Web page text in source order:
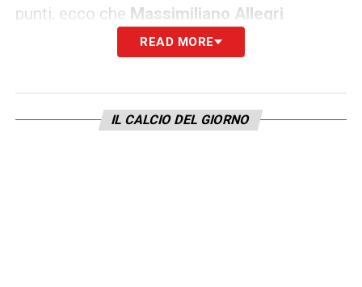
punti, ecco che Massimiliano Allegri
potrebbe ritornare clamorosamente a
Milano, anche se rimane ad oggi solo
un’ipotesi.
READ MORE
IL CALCIO DEL GIORNO